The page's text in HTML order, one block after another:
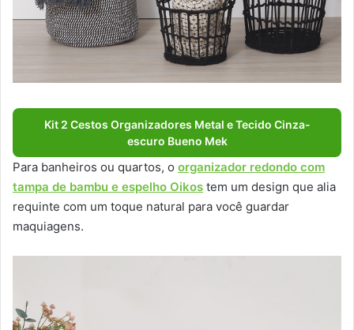
Kit 2 Cestos Organizadores Metal e Tecido Cinza-
escuro Bueno Mek
Para banheiros ou quartos, o organizador redondo com
tampa de bambu e espelho Oikos tem um design que alia
requinte com um toque natural para você guardar
maquiagens.